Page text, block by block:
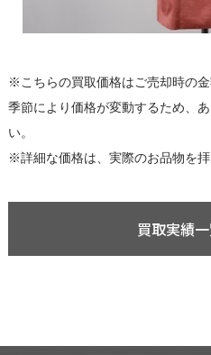
※こちらの買取価格はご売却時の
季節により価格が変動するため、
い。
※詳細な価格は、実際のお品物を拝
買取実績